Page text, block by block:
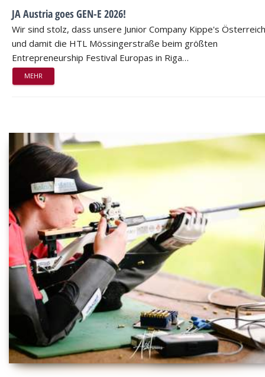
JA Austria goes GEN-E 2026!
Wir sind stolz, dass unsere Junior Company Kippe's Österreich
und damit die HTL Mössingerstraße beim größten
Entrepreneurship Festival Europas in Riga…
MEHR